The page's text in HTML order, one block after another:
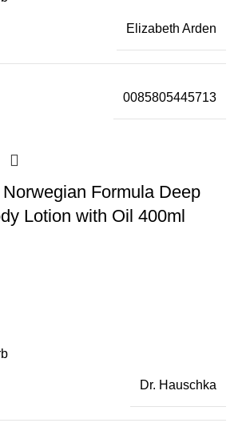
Elizabeth Arden
0085805445713
Formula Deep
Lotion with Oil 400ml
Dr. Hauschka